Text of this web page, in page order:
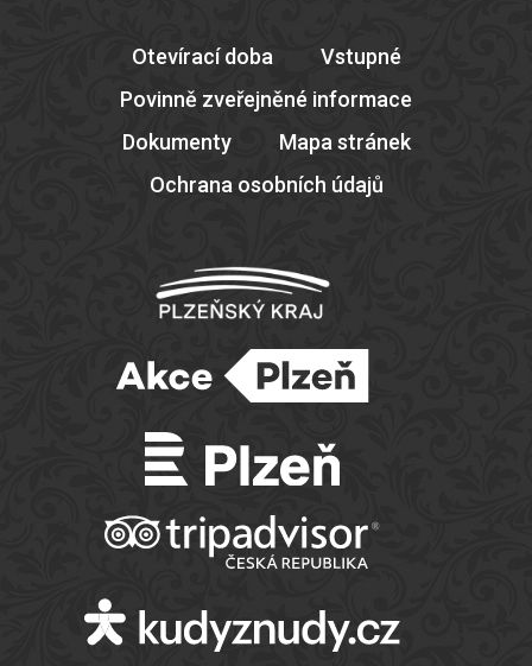
Otevírací doba
Vstupné
Povinně zveřejněné informace
Dokumenty
Mapa stránek
Ochrana osobních údajů